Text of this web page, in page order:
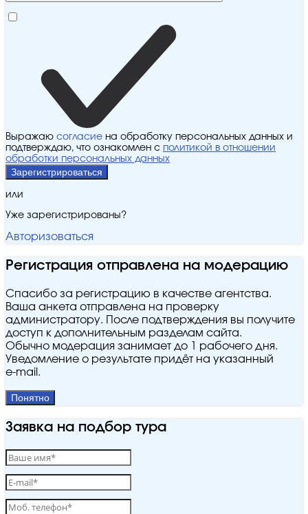
Выражаю согласие на обработку персональных данных и
подтверждаю, что ознакомлен с политикой в отношении
обработки персональных данных
Зарегистрироваться
или
Уже зарегистрированы?
Авторизоваться
Регистрация отправлена на модерацию
Спасибо за регистрацию в качестве агентства.
Ваша анкета отправлена на проверку
администратору. После подтверждения вы получите
доступ к дополнительным разделам сайта.
Обычно модерация занимает до 1 рабочего дня.
Уведомление о результате придёт на указанный
e‑mail.
Понятно
Заявка на подбор тура